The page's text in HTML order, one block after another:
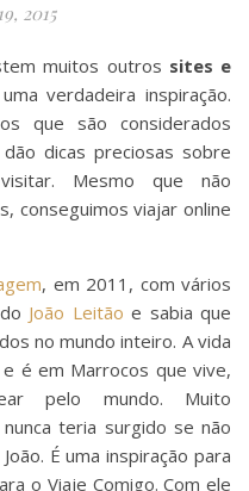
2015
muitos outros sites e
verdadeira inspiração.
que são considerados
dicas preciosas sobre
Mesmo que não
conseguimos viajar online
, em 2011, com vários
João Leitão e sabia que
no mundo inteiro. A vida
é em Marrocos que vive,
pelo mundo. Muito
teria surgido se não
É uma inspiração para
o Viaje Comigo. Com ele